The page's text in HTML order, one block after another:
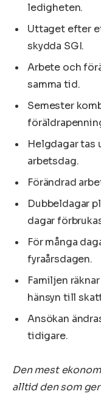
ledigheten.
Uttaget efter
skydda SGI.
Arbete och
samma tid.
Semester
Helgdagar tas
arbetsdag.
Förändrad
Dubbeldagar
dagar
För många
fyraårsdagen.
Familjen
hänsyn till
Ansökan
tidigare.
Den mest
alltid den som